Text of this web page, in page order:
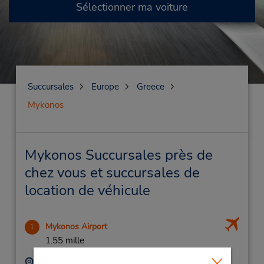
Sélectionner ma voiture
Succursales Europe
Greece
Mykonos
Mykonos Succursales près de
chez vous et succursales de
location de véhicule
1 Mykonos Airport
1.55 mille